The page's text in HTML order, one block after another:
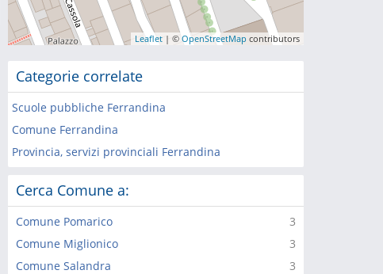
Leaflet | ©OpenStreetMap contributors
Categorie correlate
Scuole pubbliche Ferrandina
Comune Ferrandina
Provincia, servizi provinciali Ferrandina
Cerca Comune a:
3
Comune Pomarico
3
Comune Miglionico
3
Comune Salandra